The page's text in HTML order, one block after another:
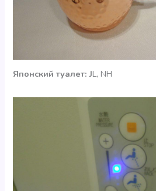
Японский туалет: JL, NH